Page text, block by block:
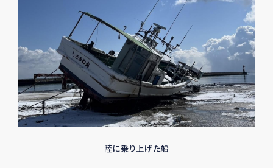
陸に乗り上げた船